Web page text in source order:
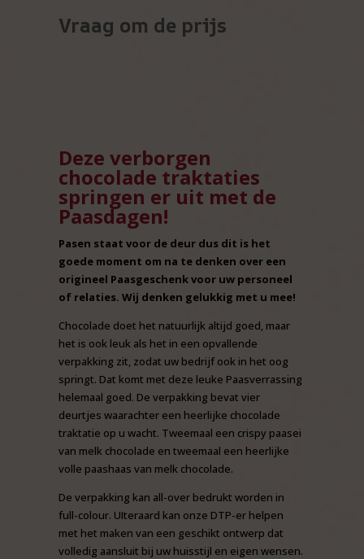
Vraag om de prijs
Deze verborgen
chocolade traktaties
springen er uit met de
Paasdagen!
Pasen staat voor de deur dus dit is het
goede moment om na te denken over een
origineel Paasgeschenk voor uw personeel
of relaties. Wij denken gelukkig met u mee!
Chocolade doet het natuurlijk altijd goed, maar
het is ook leuk als het in een opvallende
verpakking zit, zodat uw bedrijf ook in het oog
springt. Dat komt met deze leuke Paasverrassing
helemaal goed. De verpakking bevat vier
deurtjes waarachter een heerlijke chocolade
traktatie op u wacht. Tweemaal een crispy paasei
van melk chocolade en tweemaal een heerlijke
volle paashaas van melk chocolade.
De verpakking kan all-over bedrukt worden in
full-colour. UIteraard kan onze DTP-er helpen
met het maken van een geschikt ontwerp dat
volledig aansluit bij uw huisstijl en eigen wensen.